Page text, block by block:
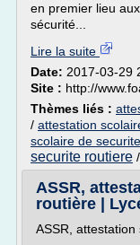
en premier lieu
sécurité...
Lire la suite
Date: 2017-03-29
Site : http://
Thèmes liés :
/ attestation
scolaire de
securite routiere /
ASSR,
routière |
ASSR,